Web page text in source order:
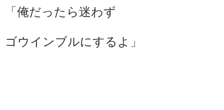
「俺だったら迷わず
ゴウインブルにするよ」